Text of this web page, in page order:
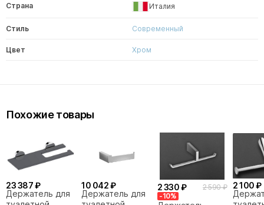
Страна Италия
Стиль Современный
Цвет Хром
Похожие товары
23 387 ₽
Держатель для
10 042 ₽
Держатель для
2 330 ₽
2 590 ₽
-10%
2 100 ₽